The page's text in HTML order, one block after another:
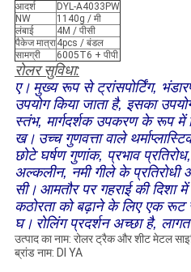
आदर्श
DYL-A4033PW
NW
1140g / मी
लंबाई
4M / पीसी
पैकेज मात्रा4pcs / बंडल
सामग्री
6005T6 + पीपी
रोलर सुविधा:
ए। मुख्य रूप से ट्रांसपोर्टिंग,
उपयोग किया जाता है, इसका
स्तंभ, मार्गदर्शक उपकरण के रूप में
ख। उच्च गुणवत्ता वाले
छोटे घर्षण गुणांक, प्रभाव
अल्कलीन, नमी गीले के प्रतिरोधी
सी। आमतौर पर गहराई की दिशा
कठोरता को बढ़ाने के लिए एक रूट
घ। रोलिंग प्रदर्शन अच्छा है,
उत्पाद का नाम: रोलर ट्रैक और शीट मेटल
ब्रांड नाम: DI YA